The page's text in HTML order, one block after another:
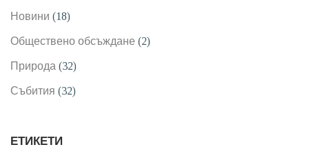
Новини (18)
Обществено обсъждане (2)
Природа (32)
Събития (32)
ЕТИКЕТИ